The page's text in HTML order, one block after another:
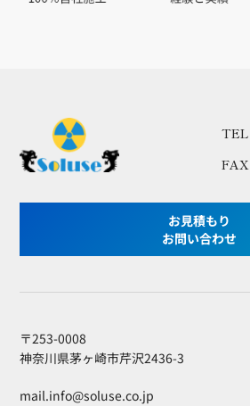
TEL
FAX
お見積もり
お問い合わせ
〒253-0008
神奈川県茅ヶ崎市芹沢2436-3
mail.info@soluse.co.jp